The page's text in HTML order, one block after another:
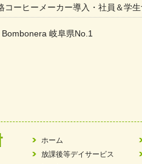
コーヒーメーカー導入・社員＆学
Bombonera 岐阜県No.1
県「働いてもらい方改革」優良事例
ホーム
放課後等デイサービス